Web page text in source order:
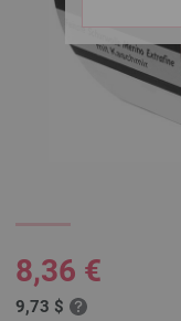
8,36 €
9,73 $